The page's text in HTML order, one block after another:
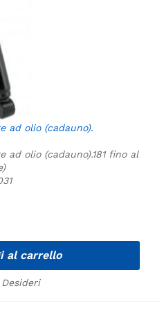
ad olio (cadauno).
ad olio (cadauno).181 fino al
al carrello